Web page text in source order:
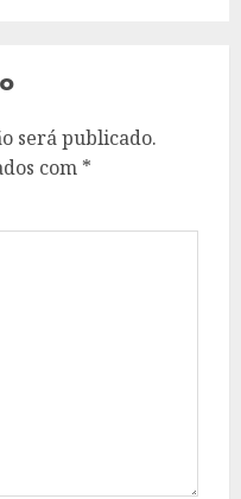
será publicado.
com *